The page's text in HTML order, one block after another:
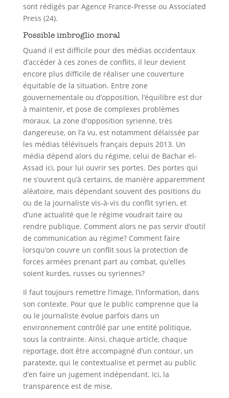
sont rédigés par Agence France-Presse ou Associated
Press (24).
Possible imbroglio moral
Quand il est difficile pour des médias occidentaux
d’accéder à ces zones de conflits, il leur devient
encore plus difficile de réaliser une couverture
équitable de la situation. Entre zone
gouvernementale ou d’opposition, l’équilibre est dur
à maintenir, et pose de complexes problèmes
moraux. La zone d'opposition syrienne, très
dangereuse, on l’a vu, est notamment délaissée par
les médias télévisuels français depuis 2013. Un
média dépend alors du régime, celui de Bachar el-
Assad ici, pour lui ouvrir ses portes. Des portes qui
ne s’ouvrent qu’à certains, de manière apparemment
aléatoire, mais dépendant souvent des positions du
ou de la journaliste vis-à-vis du conflit syrien, et
d’une actualité que le régime voudrait taire ou
rendre publique. Comment alors ne pas servir d’outil
de communication au régime? Comment faire
lorsqu’on couvre un conflit sous la protection de
forces armées prenant part au combat, qu’elles
soient kurdes, russes ou syriennes?
Il faut toujours remettre l’image, l’information, dans
son contexte. Pour que le public comprenne que la
ou le journaliste évolue parfois dans un
environnement contrôlé par une entité politique,
sous la contrainte. Ainsi, chaque article, chaque
reportage, doit être accompagné d’un contour, un
paratexte, qui le contextualise et permet au public
d’en faire un jugement indépendant. Ici, la
transparence est de mise.